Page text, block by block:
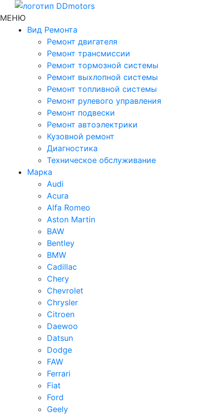
МЕНЮ
Вид Ремонта
Ремонт двигателя
Ремонт трансмиссии
Ремонт тормозной системы
Ремонт выхлопной системы
Ремонт топливной системы
Ремонт рулевого управления
Ремонт подвески
Ремонт автоэлектрики
Кузовной ремонт
Диагностика
Техническое обслуживание
Марка
Audi
Acura
Alfa Romeo
Aston Martin
BAW
Bentley
BMW
Cadillac
Chery
Chevrolet
Chrysler
Citroen
Daewoo
Datsun
Dodge
FAW
Ferrari
Fiat
Ford
Geely